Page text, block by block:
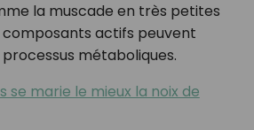
la muscade en très petites
composants actifs peuvent
métaboliques.
se marie le mieux la noix de